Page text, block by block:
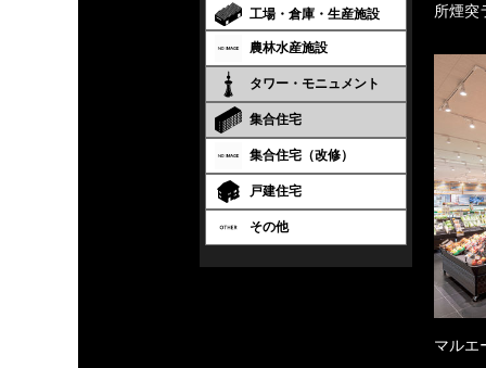
工場・倉庫・生産施設
農林水産施設
タワー・モニュメント
集合住宅
集合住宅（改修）
戸建住宅
その他
所煙突
マルエ